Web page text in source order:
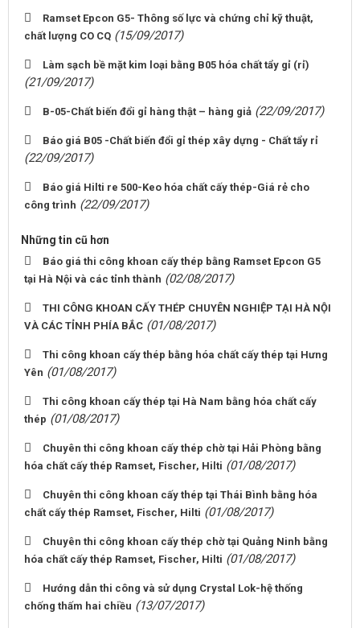
Ramset Epcon G5- Thông số lực và chứng chỉ kỹ thuật,
chất lượng CO CQ (15/09/2017)
Làm sạch bề mặt kim loại bằng B05 hóa chất tẩy gỉ (rỉ)
(21/09/2017)
B-05-Chất biến đổi gỉ hàng thật – hàng giả (22/09/2017)
Báo giá B05 -Chất biến đổi gỉ thép xây dựng - Chất tẩy rỉ
(22/09/2017)
Báo giá Hilti re 500-Keo hóa chất cấy thép-Giá rẻ cho
công trình (22/09/2017)
Những tin cũ hơn
Báo giá thi công khoan cấy thép bằng Ramset Epcon G5
tại Hà Nội và các tỉnh thành (02/08/2017)
THI CÔNG KHOAN CẤY THÉP CHUYÊN NGHIỆP TẠI HÀ NỘI
VÀ CÁC TỈNH PHÍA BẮC (01/08/2017)
Thi công khoan cấy thép bằng hóa chất cấy thép tại Hưng
Yên (01/08/2017)
Thi công khoan cấy thép tại Hà Nam bằng hóa chất cấy
thép (01/08/2017)
Chuyên thi công khoan cấy thép chờ tại Hải Phòng bằng
hóa chất cấy thép Ramset, Fischer, Hilti (01/08/2017)
Chuyên thi công khoan cấy thép tại Thái Bình bằng hóa
chất cấy thép Ramset, Fischer, Hilti (01/08/2017)
Chuyên thi công khoan cấy thép chờ tại Quảng Ninh bằng
hóa chất cấy thép Ramset, Fischer, Hilti (01/08/2017)
Hướng dẫn thi công và sử dụng Crystal Lok-hệ thống
chống thấm hai chiều (13/07/2017)